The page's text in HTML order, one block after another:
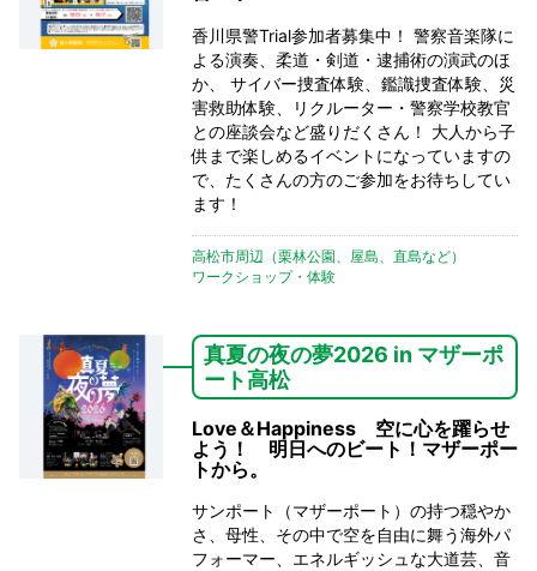
香川県警Trial参加者募集中！ 警察音楽隊に
よる演奏、柔道・剣道・逮捕術の演武のほ
か、 サイバー捜査体験、鑑識捜査体験、災
害救助体験、リクルーター・警察学校教官
との座談会など盛りだくさん！ 大人から子
供まで楽しめるイベントになっていますの
で、たくさんの方のご参加をお待ちしてい
ます！
高松市周辺（栗林公園、屋島、直島など）
ワークショップ・体験
真夏の夜の夢2026 in マザーポ
ート高松
Love＆Happiness 空に心を躍らせ
よう！ 明日へのビート！マザーポー
トから。
サンポート（マザーポート）の持つ穏やか
さ、母性、その中で空を自由に舞う海外パ
フォーマー、エネルギッシュな大道芸、音